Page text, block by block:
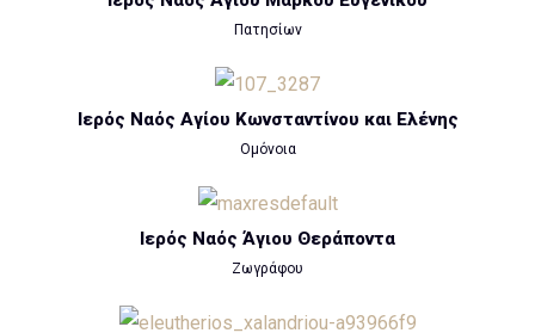
Πατησίων
Ιερός Ναός Αγίου Κωνσταντίνου και Ελένης
Ομόνοια
Ιερός Ναός Άγιου Θεράποντα
Ζωγράφου